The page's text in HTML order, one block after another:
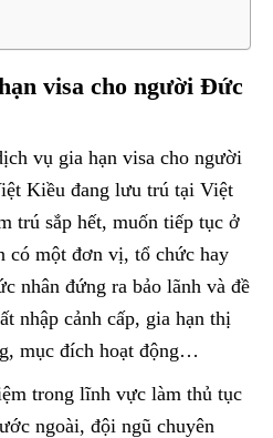
visa cho người Đức
vụ gia hạn visa cho người
Kiều đang lưu trú tại Việt
trú sắp hết, muốn tiếp tục ở
có một đơn vị, tổ chức hay
nhân đứng ra bảo lãnh và đề
nhập cảnh cấp, gia hạn thị
mục đích hoạt động…
trong lĩnh vực làm thủ tục
ngoài, đội ngũ chuyên